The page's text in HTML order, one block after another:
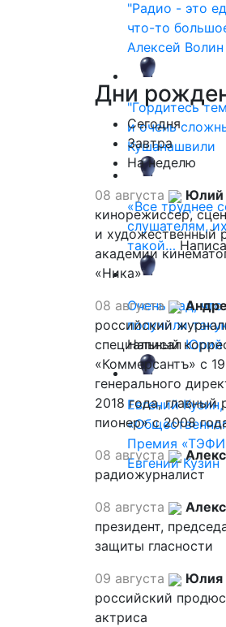
"Радио - это
что-то
Алексей Волин
"Гордитесь
и очень
Кушанашвили
«Все труднее
слушателям,
такой…
Очень рад,
получили
НаписалЮрий
Евгений
Премия «ТЭФИ
Евгений Кузин
Дни
Сегодня
Завтра
На неделю
08 августа
Юлий
кинорежиссер,
и художественный
академии
«Ника»
08 августа
российский
специальный
«Коммерсантъ» с
генерального
2018 года, главный
пионер» с 2008
08 августа
радиожурналист
08 августа
президент,
защиты гласности
09 августа
Юлия
российский
актриса